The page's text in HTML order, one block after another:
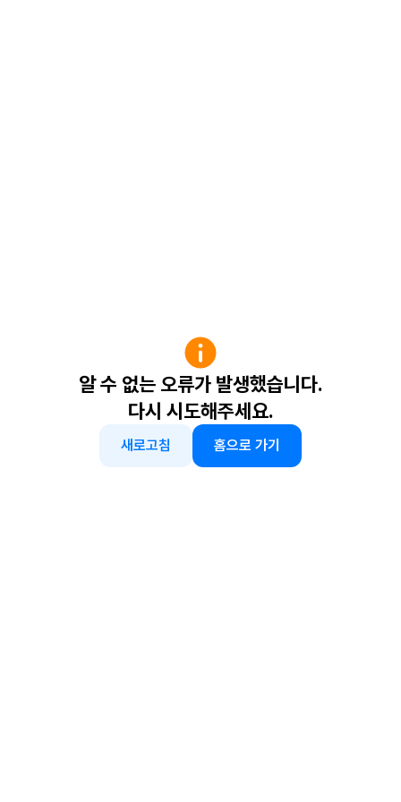
알 수 없는 오류가 발생했습니다.
다시 시도해주세요.
새로고침 홈으로 가기